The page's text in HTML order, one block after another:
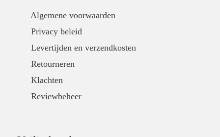
Algemene voorwaarden
Privacy beleid
Levertijden en verzendkosten
Retourneren
Klachten
Reviewbeheer